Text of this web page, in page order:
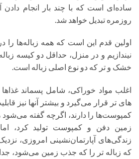
ساده‌ای است که با چند بار انجام
روزمره تبدیل خواهد شد.
اولین قدم این است که همه زباله‌ها را
نیندازیم و در منزل، حداقل دو کیسه
خشک و تر که دو نوع اصلی زباله است.
اغلب مواد خوراکی، شامل پسماند​ غذاها
های تر قرار می‌گیرد و بیشتر آنها نیز
کمپوست‌ها را دارند، اگرچه گفته می‌شود
زمین دفن و کمپوست تولید کرد،
زندگی‌های آپارتمان‌نشینی امروزی،
که زباله تر را که جذب زمین می‌شود،